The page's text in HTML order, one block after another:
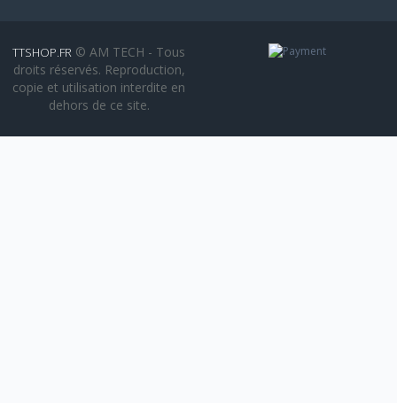
TTSHOP.FR © AM TECH - Tous
droits réservés. Reproduction,
copie et utilisation interdite en
dehors de ce site.